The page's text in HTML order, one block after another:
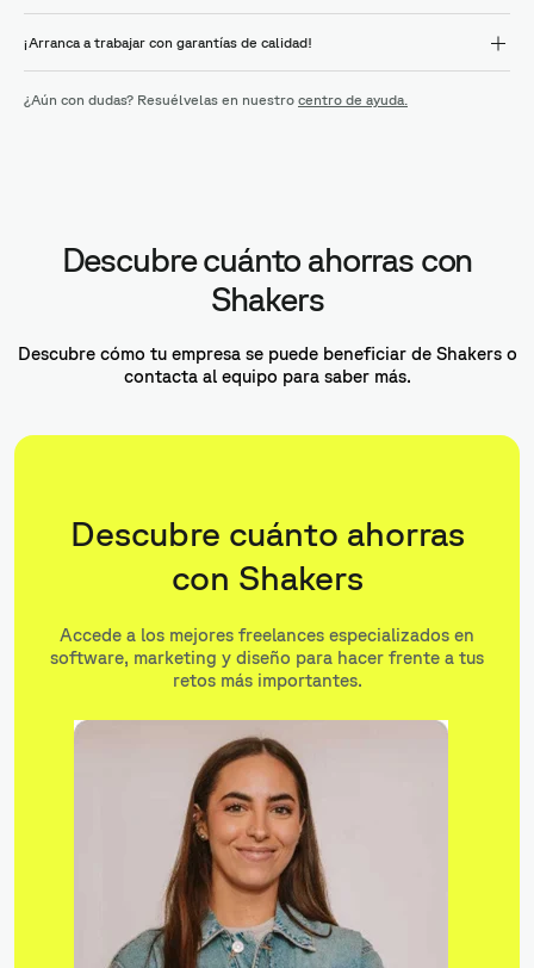
¡Arranca a trabajar con garantías de calidad!
¿Aún con dudas? Resuélvelas en nuestro centro de ayuda.
Descubre cuánto ahorras con
Shakers
Descubre cómo tu empresa se puede beneficiar de Shakers o
contacta al equipo para saber más.
Descubre cuánto ahorras
con Shakers
Accede a los mejores freelances especializados en
software, marketing y diseño para hacer frente a tus
retos más importantes.